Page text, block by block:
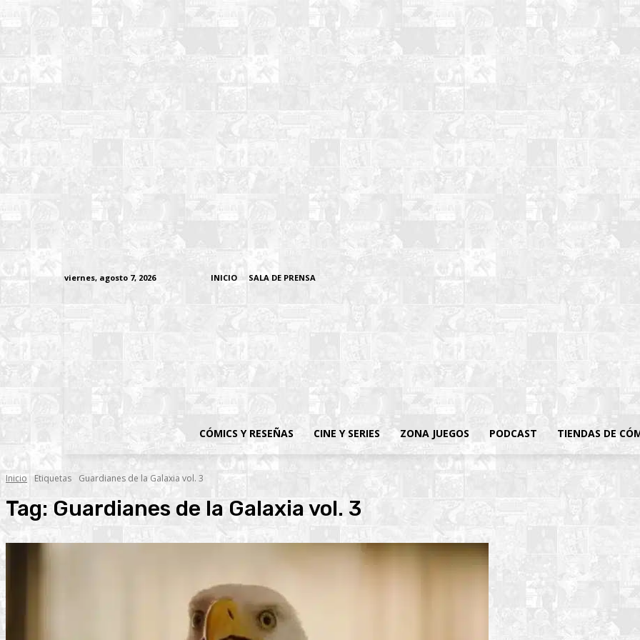
viernes, agosto 7, 2026 INICIO SALA DE PRENSA
CÓMICS Y RESEÑAS CINE Y SERIES ZONA JUEGOS PODCAST TIENDAS DE
Inicio Etiquetas Guardianes de la Galaxia vol. 3
Tag: Guardianes de la Galaxia vol. 3